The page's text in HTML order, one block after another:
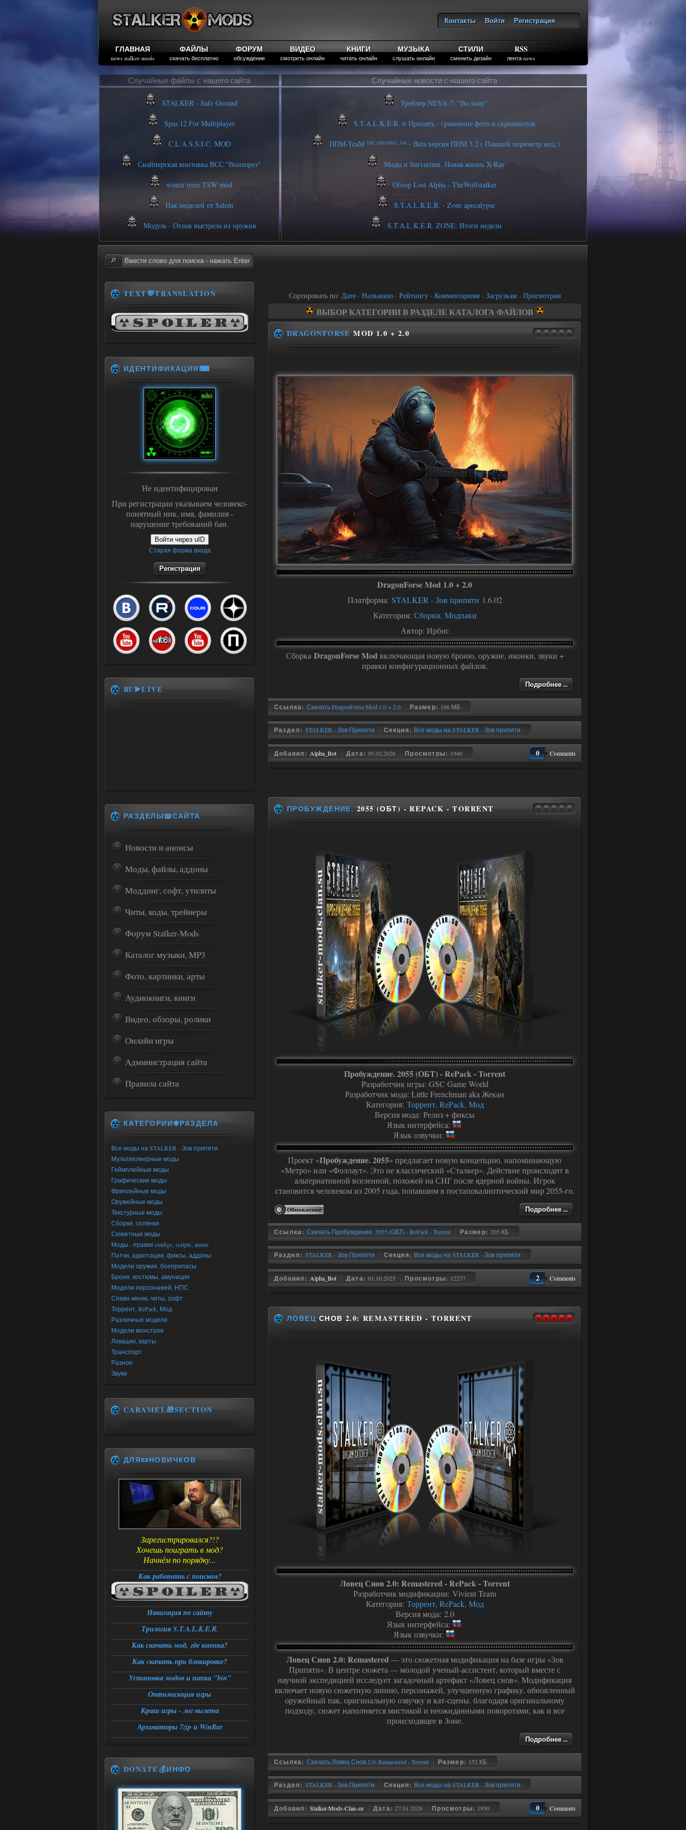
Контакты Войти
Регистрация
ГЛАВНАЯ
news stalker-mods
ФАЙЛЫ
скачать бесплатно
ФОРУМ
обсуждение
ВИДЕО
смотреть онлайн
КНИГИ
читать онлайн
МУЗЫКА
слушать онлайн
СТИЛИ
сменить дизайн
RSS
лента news
Случайные файлы с нашего сайта
STALKER - Safe Ground
Spas 12 For Multiplayer
C.L.A.S.S.I.C. MOD
Снайперская винтовка ВСС "Винторез"
winter trees TSW mod
Пак моделей от Salem
Модуль - Отлов выстрела из оружия
Случайные новости с нашего сайта
Трейлер NEYA-7: "Во тьму"
S.T.A.L.K.E.R. и Припять - сравнение фото и скриншотов
ППМ-TeaM ᵀᴴᴱ ᴼᴿᴵᴳᴵᴻᴬᴸ ™ - Beta версия ППМ 3.2 ( Павший периметр мод )
Моды и Survarium. Новая жизнь X-Ray
Обзор Lost Alpha - TheWolfstalker
S.T.A.L.K.E.R. - Zone apocalypse
S.T.A.L.K.E.R. ZONE: Итоги недели
Сортировать по: Дате· Названию· Рейтингу· Комментариям· Загрузкам· Просмотрам
ВЫБОР КАТЕГОРИИ В РАЗДЕЛЕ КАТАЛОГА ФАЙЛОВ
Мультиплеерные моды
Геймплейные моды
Оружейные моды
Текстурные моды
Сборки, солянки
Сюжетные моды
Моды - правки configs, scripts, anims
Патчи, адаптации, фиксы, аддоны
Модели оружия, боеприпасы
Броня, костюмы, амуниция
Модели персонажей, НПС
Спавн-меню, читы, софт
Торрент, RePack, Мод
Различные модели
Модели монстров
Локации, карты
Транспорт
Разное
Звуки
DRAGONFORSE MOD 1.0 + 2.0
DragonForse Mod 1.0 + 2.0
Платформа: STALKER - Зов припяти 1.6.02
Категория: Сборки, Модпаки
Автор: Ирбис
Сборка DragonForse Mod включающая новую броню, оружие, иконки, звуки +
правки конфигурационных файлов.
Подробнее ...
Ссылка: Скачать DragonForse Mod 1.0 + 2.0 Размер: 166 МБ
Раздел: STALKER - Зов Припяти Секция: Все моды на STALKER - Зов припяти
Добавил: Alpha_Bot Дата:05.02.2026 Просмотры: 1946 0 Comments
ПРОБУЖДЕНИЕ. 2055 (ОБТ) - REPACK - TORRENT
Пробуждение. 2055 (ОБТ) - RePack - Torrent
Разработчик игры: GSC Game World
Разработчик мода: Little Frenchman aka Жекан
Категория: Торрент, RePack, Мод
Версия мода: Релиз + фиксы
Язык интерфейса:
Язык озвучки:
Проект «Пробуждение. 2055» предлагает новую концепцию, напоминающую
«Метро» или «Фоллаут». Это не классический «Сталкер». Действие происходит в
альтернативной вселенной, похожей на СНГ после ядерной войны. Игрок
становится человеком из 2005 года, попавшим в постапокалиптический мир 2055-го.
Подробнее ...
Ссылка: Скачать Пробуждение. 2055 (ОБТ) - RePack - Torrent Размер:205 КБ
Раздел: STALKER - Зов Припяти Секция: Все моды на STALKER - Зов припяти
Добавил: Alpha_Bot Дата:01.10.2025 Просмотры: 12277 2 Comments
ЛОВЕЦ СНОВ 2.0: REMASTERED - TORRENT
Ловец Снов 2.0: Remastered - RePack - Torrent
Разработчик модификации: Vivient Team
Категория: Торрент, RePack, Мод
Версия мода: 2.0
Язык интерфейса:
Язык озвучки:
Ловец Снов 2.0: Remastered — это сюжетная модификация на базе игры «Зов
Припяти». В центре сюжета — молодой ученый-ассистент, который вместе с
научной экспедицией исследует загадочный артефакт «Ловец снов». Модификация
включает новую сюжетную линию, персонажей, улучшенную графику, обновленный
оружейный пак, оригинальную озвучку и кат-сцены. благодаря оригинальному
подходу, сюжет наполняется мистикой и неожиданными поворотами, как и все
происходящее в Зоне.
Подробнее ...
Ссылка: Скачать Ловец Снов 2.0: Remastered - Torrent Размер: 152 КБ
Раздел: STALKER - Зов Припяти Секция: Все моды на STALKER - Зов припяти
Добавил: Stalker-Mods-Clan-su Дата:27.01.2026 Просмотры: 1950 0 Comments
TEXT💬TRANSLATION
ИДЕНТИФИКАЦИЯ⌨
Не идентифицирован
При регистрации указываем человеко-
понятный ник, имя, фамилия -
нарушение требований бан.
Войти через uID
Старая форма входа
Регистрация
RU▶️LIVE
РАЗДЕЛЫ📖САЙТА
Новости и анонсы
Моды, файлы, аддоны
Моддинг, софт, утилиты
Читы, коды, трейнеры
Форум Stalker-Mods
Каталог музыки, MP3
Фото, картинки, арты
Аудиокниги, книги
Видео, обзоры, ролики
Онлайн игры
Администрация сайта
Правила сайта
КАТЕГОРИИ✾РАЗДЕЛА
Все моды на STALKER - Зов припяти
Мультиплеерные моды
Геймплейные моды
Графические моды
Фриплейные моды
Оружейные моды
Текстурные моды
Сборки, солянки
Сюжетные моды
Моды - правки configs, scripts, anims
Патчи, адаптации, фиксы, аддоны
Модели оружия, боеприпасы
Броня, костюмы, амуниция
Модели персонажей, НПС
Спавн-меню, читы, софт
Торрент, RePack, Мод
Различные модели
Модели монстров
Локации, карты
Транспорт
Разное
Звуки
CARAMEL🎁SECTION
ДЛЯ📜НОВИЧКОВ
Зарегистрировался?!?
Хочешь поиграть в мод?
Начнём по порядку...
Как работать с поиском?
Навигация по сайту
Трилогия S.T.A.L.K.E.R.
Как скачать мод, где кнопка?
Как скачать при блокировке?
Установка модов и папка "bin"
Оптимизация игры
Краш игры - лог вылета
Архиваторы 7zip и WinRar
DONATE💰ИНФО